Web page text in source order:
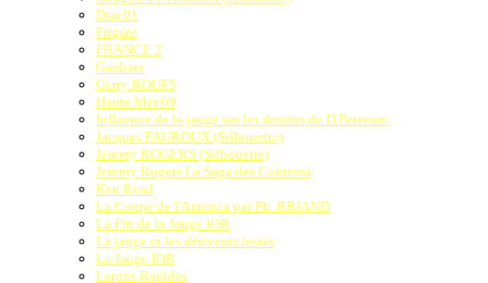
Drac01
Frigate
FRANCE 2
Ganbare
Gerry ROUFS
Haute Mer 69
Influence de la jauge sur les dessins de D.Peterson
Jacques FAUROUX (Silhouette)
Jeremy ROGERS (Silhouette)
Jeremy Rogers La Saga des Contessa
Ken Read
La Coupe de l'America par Ph. BRIAND
La Fin de la Jauge IOR
La jauge et les dériveurs lestés
La Jauge IOR
Lapins Rapides